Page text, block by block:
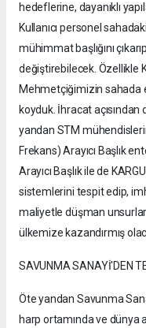
hedeflerine, dayanıklı
Kullanıcı personel
mühimmat başlığını
değiştirebilecek. Özellikle
Mehmetçiğimizin sahada
koyduk. İhracat
yandan STM
Frekans) Arayıcı Başlık
Arayıcı Başlık ile de
sistemlerini tespit edip,
maliyetle düşman
ülkemize kazandırmış
SAVUNMA SANAYİ'DEN
Öte yandan Savunma
harp ortamında ve dünya